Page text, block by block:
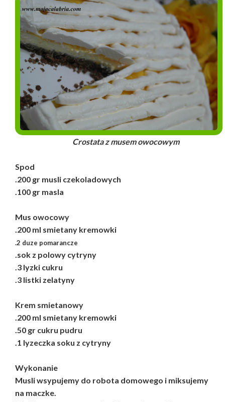
Crostata z musem owocowym
Spod
.200 gr musli czekoladowych
.100 gr masla
Mus owocowy
.200 ml smietany kremowki
.2 duze pomarancze
.sok z polowy cytryny
.3 lyzki cukru
.3 listki zelatyny
Krem smietanowy
.200 ml smietany kremowki
.50 gr cukru pudru
.1 lyzeczka soku z cytryny
Wykonanie
Musli wsypujemy do robota domowego i miksujemy
na maczke.